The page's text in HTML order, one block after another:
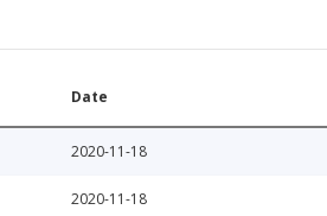
Date
2020-11-18
2020-11-18